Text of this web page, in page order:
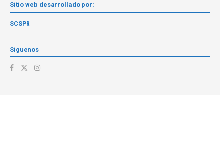
Sitio web desarrollado por:
SCSPR
Síguenos